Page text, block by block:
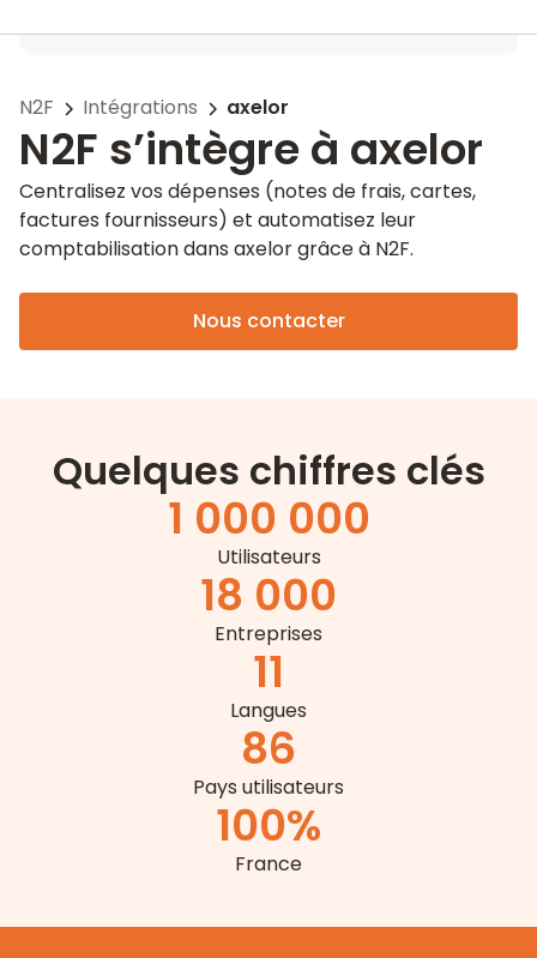
N2F Intégrations axelor
N2F s’intègre à axelor
Centralisez vos dépenses (notes de frais, cartes,
factures fournisseurs) et automatisez leur
comptabilisation dans axelor grâce à N2F.
Nous contacter
Quelques chiffres clés
1 000 000
Utilisateurs
18 000
Entreprises
11
Langues
86
Pays utilisateurs
100%
France